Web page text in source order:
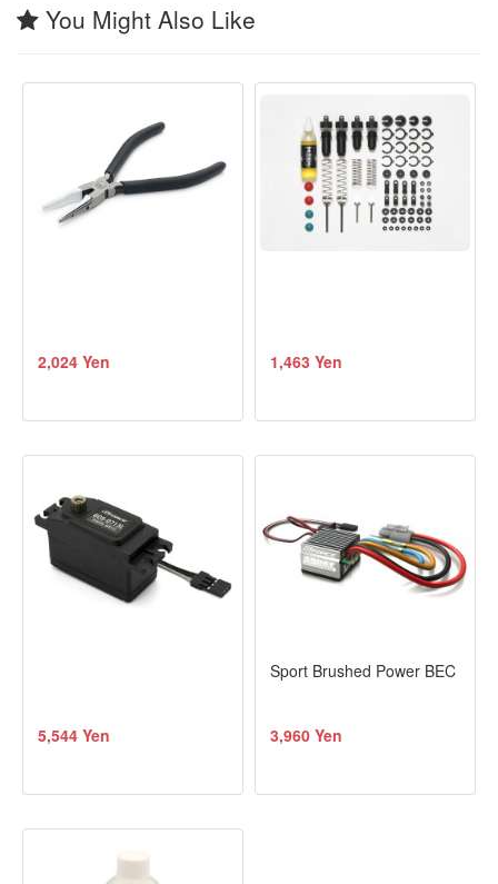
You Might Also Like
2,024 Yen 1,463 Yen
5,544 Yen
Sport Brushed Power BEC
3,960 Yen